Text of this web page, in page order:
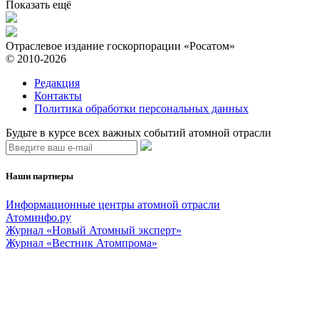
Показать ещё
Отраслевое издание госкорпорации «Росатом»
© 2010-2026
Редакция
Контакты
Политика обработки персональных данных
Будьте в курсе всех важных событий атомной отрасли
Наши партнеры
Информационные центры атомной отрасли
Атоминфо.ру
Журнал «Новый Атомный эксперт»
Журнал «Вестник Атомпрома»